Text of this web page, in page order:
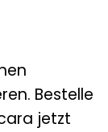
Bestelle
jetzt